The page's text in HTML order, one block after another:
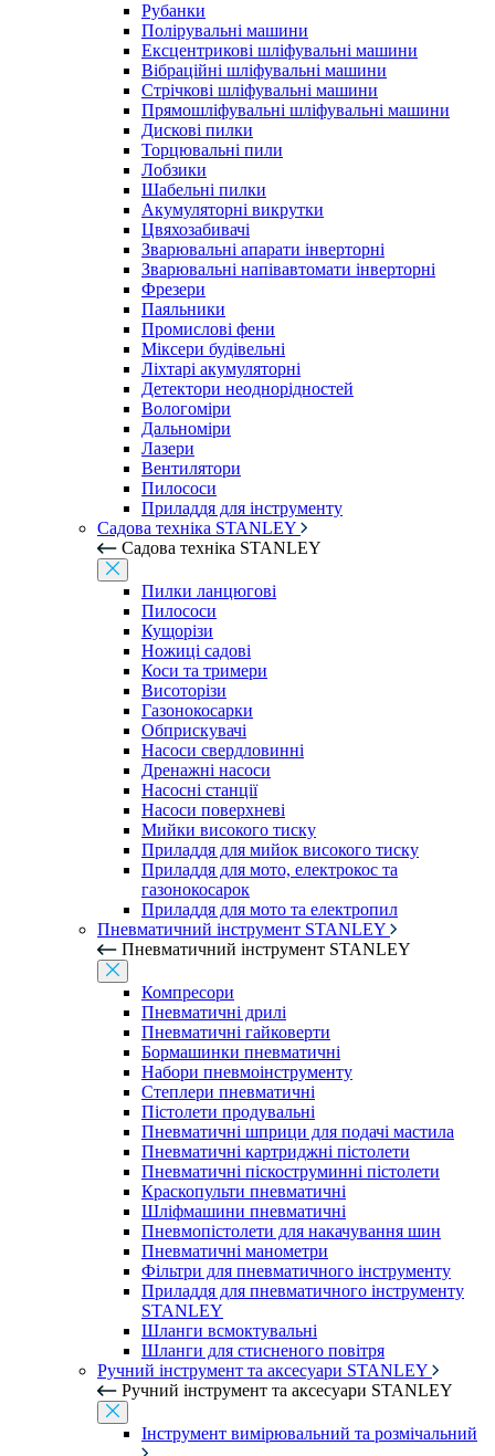
Рубанки
Полірувальні машини
Ексцентрикові шліфувальні машини
Вібраційні шліфувальні машини
Стрічкові шліфувальні машини
Прямошліфувальні шліфувальні машини
Дискові пилки
Торцювальні пили
Лобзики
Шабельні пилки
Акумуляторні викрутки
Цвяхозабивачі
Зварювальні апарати інверторні
Зварювальні напівавтомати інверторні
Фрезери
Паяльники
Промислові фени
Міксери будівельні
Ліхтарі акумуляторні
Детектори неоднорідностей
Вологоміри
Дальноміри
Лазери
Вентилятори
Пилососи
Приладдя для інструменту
Садова техніка STANLEY
Садова техніка STANLEY
Пилки ланцюгові
Пилососи
Кущорізи
Ножиці садові
Коси та тримери
Висоторізи
Газонокосарки
Обприскувачі
Насоси свердловинні
Дренажні насоси
Насосні станції
Насоси поверхневі
Мийки високого тиску
Приладдя для мийок високого тиску
Приладдя для мото, електрокос та
газонокосарок
Приладдя для мото та електропил
Пневматичний інструмент STANLEY
Пневматичний інструмент STANLEY
Компресори
Пневматичні дрилі
Пневматичні гайковерти
Бормашинки пневматичні
Набори пневмоінструменту
Степлери пневматичні
Пістолети продувальні
Пневматичні шприци для подачі мастила
Пневматичні картриджні пістолети
Пневматичні піскоструминні пістолети
Краскопульти пневматичні
Шліфмашини пневматичні
Пневмопістолети для накачування шин
Пневматичні манометри
Фільтри для пневматичного інструменту
Приладдя для пневматичного інструменту
STANLEY
Шланги всмоктувальні
Шланги для стисненого повітря
Ручний інструмент та аксесуари STANLEY
Ручний інструмент та аксесуари STANLEY
Інструмент вимірювальний та розмічальний